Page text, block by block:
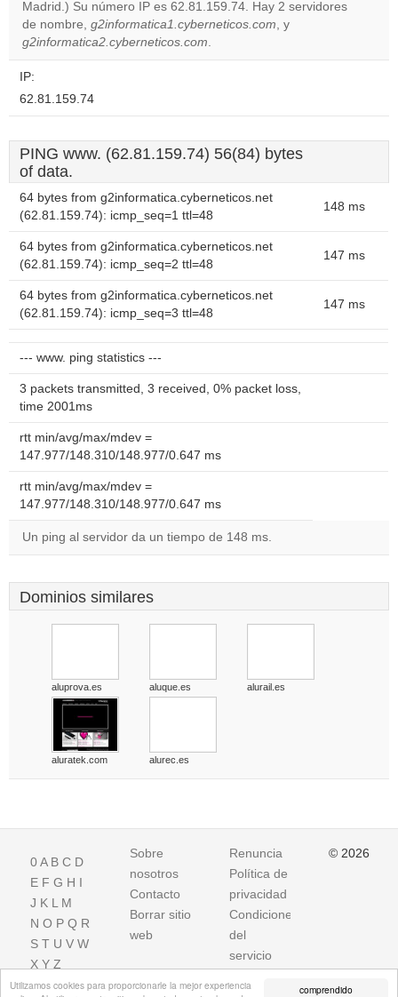
comprendido
Utilizamos cookies para proporcionarle la mejor experiencia
Do you
own this
Madrid.) Su número IP es 62.81.159.74. Hay 2 servidores
de nombre, g2informatica1.cyberneticos.com, y
g2informatica2.cyberneticos.com.
IP:
62.81.159.74
PING www. (62.81.159.74) 56(84) bytes
of data.
64 bytes from g2informatica.cyberneticos.net
(62.81.159.74): icmp_seq=1 ttl=48
148 ms
64 bytes from g2informatica.cyberneticos.net
(62.81.159.74): icmp_seq=2 ttl=48
147 ms
64 bytes from g2informatica.cyberneticos.net
(62.81.159.74): icmp_seq=3 ttl=48
147 ms
--- www. ping statistics ---
3 packets transmitted, 3 received, 0% packet loss,
time 2001ms
rtt min/avg/max/mdev =
147.977/148.310/148.977/0.647 ms
rtt min/avg/max/mdev =
147.977/148.310/148.977/0.647 ms
Un ping al servidor da un tiempo de 148 ms.
Dominios similares
aluprova.es aluque.es alurail.es
aluratek.com alurec.es
0A B C D
E F G H I
J K L M
N O P Q R
S T U V W
X Y Z
Sobre
nosotros
Contacto
Borrar sitio
web
Renuncia
Política de
privacidad
Condiciones
del
servicio
© 2026